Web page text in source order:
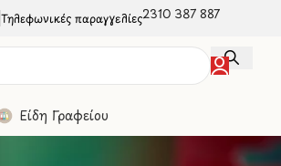
Τηλεφωνικές παραγγελίες2310 387 887
Είδη Γραφείου